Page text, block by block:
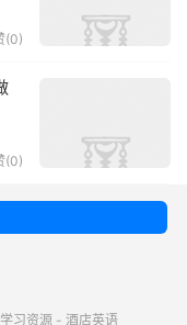
(0)
(0)
习资源 - 酒店英语